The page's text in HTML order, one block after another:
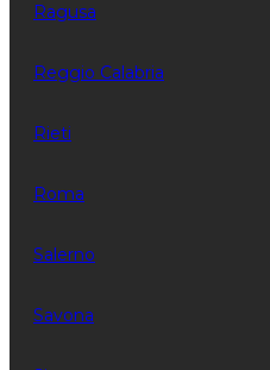
Ragusa
Reggio Calabria
Rieti
Roma
Salerno
Savona